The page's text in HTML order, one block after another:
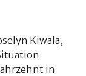
Kiwala,
in